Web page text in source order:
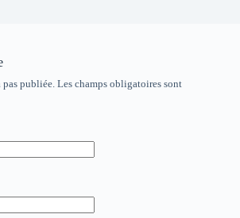
pas publiée. Les champs obligatoires sont